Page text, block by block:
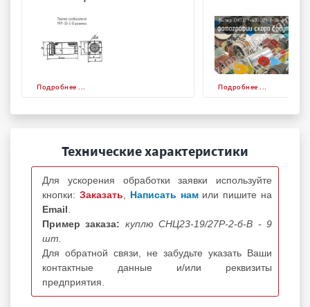
Подробнее ... Подробнее ...
Технические характеристики
Для ускорения обработки заявки используйте
кнопки: Заказать Написать нам или пишите на
Email
Пример заказа: куплю СНЦ23-19/27Р-2-б-В - 9
шт.
Для обратной связи, не забудьте указать Ваши
контактные данные и/или реквизиты
предприятия.